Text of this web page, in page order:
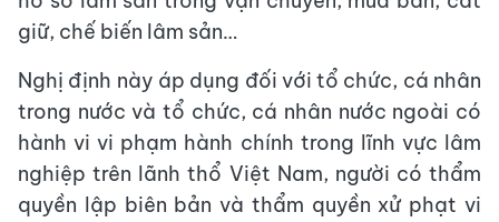
giữ, chế biến lâm sản…
Nghị định này áp dụng đối với tổ chức, cá nhân
trong nước và tổ chức, cá nhân nước ngoài có
hành vi vi phạm hành chính trong lĩnh vực lâm
nghiệp trên lãnh thổ Việt Nam, người có thẩm
quyền lập biên bản và thẩm quyền xử phạt vi